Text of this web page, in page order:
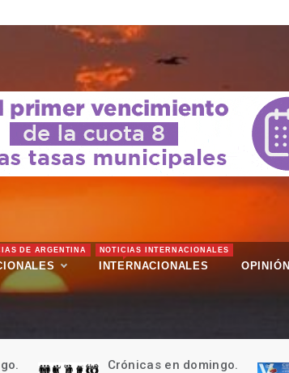
DE ARGENTINA
INTERNACIONALES
NOTICIAS INTERNACIONALES
OPINIÓN
Crónicas en domingo.